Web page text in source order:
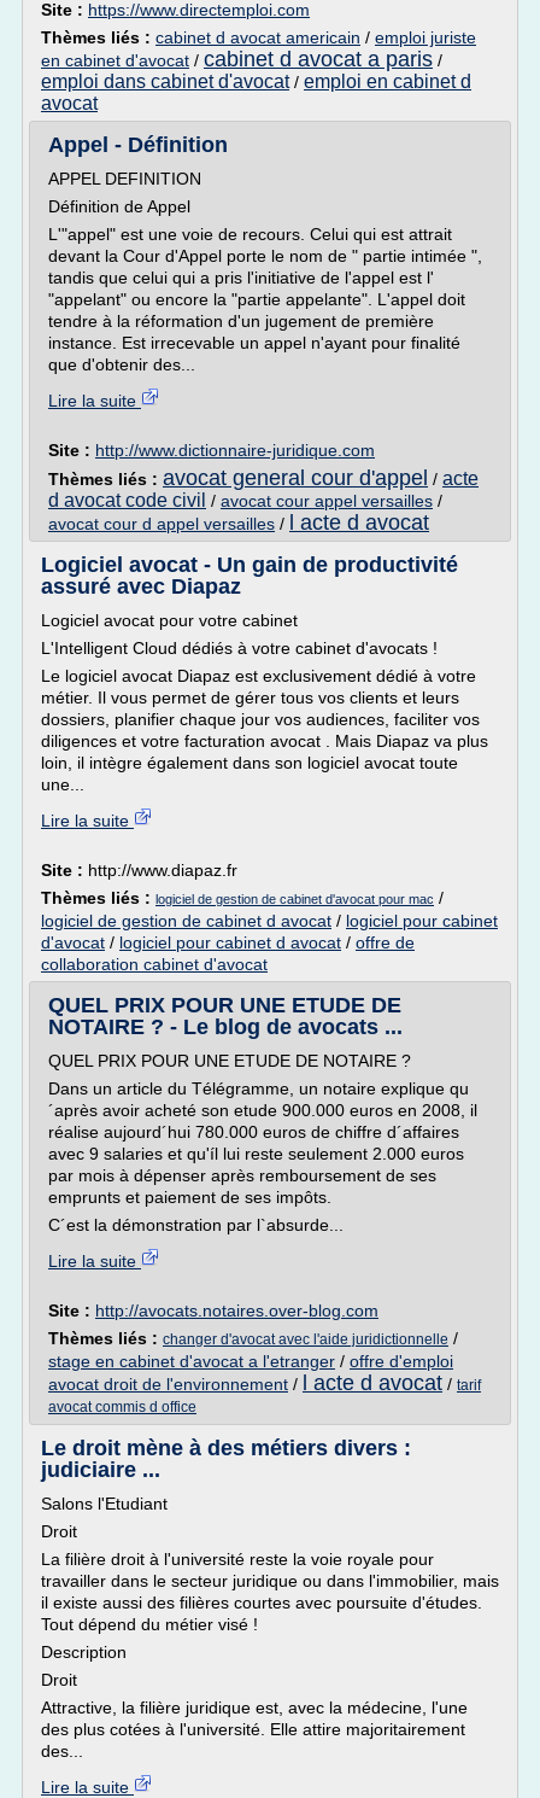
Site : https://www.directemploi.com
Thèmes liés : cabinet d avocat americain / emploi juriste
en cabinet d'avocat / cabinet d avocat a paris /
emploi dans cabinet d'avocat/ emploi en cabinet d
avocat
Appel - Définition
APPEL DEFINITION
Définition de Appel
L'"appel" est une voie de recours. Celui qui est attrait
devant la Cour d'Appel porte le nom de " partie intimée ",
tandis que celui qui a pris l'initiative de l'appel est l'
"appelant" ou encore la "partie appelante". L'appel doit
tendre à la réformation d'un jugement de première
instance. Est irrecevable un appel n'ayant pour finalité
que d'obtenir des...
Lire la suite
Site : http://www.dictionnaire-juridique.com
Thèmes liés : avocat general cour d'appel / acte
d avocat code civil / avocat cour appel versailles /
avocat cour d appel versailles /
l acte d avocat
Logiciel avocat - Un gain de productivité
assuré avec Diapaz
Logiciel avocat pour votre cabinet
L'Intelligent Cloud dédiés à votre cabinet d'avocats !
Le logiciel avocat Diapaz est exclusivement dédié à votre
métier. Il vous permet de gérer tous vos clients et leurs
dossiers, planifier chaque jour vos audiences, faciliter vos
diligences et votre facturation avocat . Mais Diapaz va plus
loin, il intègre également dans son logiciel avocat toute
une...
Lire la suite
Site : http://www.diapaz.fr
Thèmes liés : logiciel de gestion de cabinet d'avocat pour mac /
logiciel de gestion de cabinet d avocat / logiciel pour cabinet
d'avocat / logiciel pour cabinet d avocat / offre de
collaboration cabinet d'avocat
QUEL PRIX POUR UNE ETUDE DE
NOTAIRE ? - Le blog de avocats ...
QUEL PRIX POUR UNE ETUDE DE NOTAIRE ?
Dans un article du Télégramme, un notaire explique qu
´après avoir acheté son etude 900.000 euros en 2008, il
réalise aujourd´hui 780.000 euros de chiffre d´affaires
avec 9 salaries et qu'íl lui reste seulement 2.000 euros
par mois à dépenser après remboursement de ses
emprunts et paiement de ses impôts.
C´est la démonstration par l`absurde...
Lire la suite
Site : http://avocats.notaires.over-blog.com
Thèmes liés : changer d'avocat avec l'aide juridictionnelle /
stage en cabinet d'avocat a l'etranger / offre d'emploi
avocat droit de l'environnement / l acte d avocat / tarif
avocat commis d office
Le droit mène à des métiers divers :
judiciaire ...
Salons l'Etudiant
Droit
La filière droit à l'université reste la voie royale pour
travailler dans le secteur juridique ou dans l'immobilier, mais
il existe aussi des filières courtes avec poursuite d'études.
Tout dépend du métier visé !
Description
Droit
Attractive, la filière juridique est, avec la médecine, l'une
des plus cotées à l'université. Elle attire majori­tairement
des...
Lire la suite